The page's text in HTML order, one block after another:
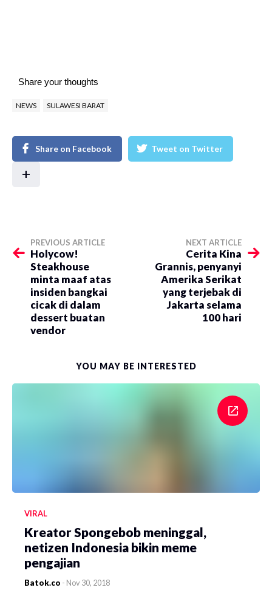
Share your thoughts
NEWS SULAWESI BARAT
Share on Facebook Tweet on Twitter
+
PREVIOUS ARTICLE
Holycow!
Steakhouse
minta maaf atas
insiden bangkai
cicak di dalam
dessert buatan
vendor
NEXT ARTICLE
Cerita Kina
Grannis, penyanyi
Amerika Serikat
yang terjebak di
Jakarta selama
100 hari
YOU MAY BE INTERESTED
VIRAL
Kreator Spongebob meninggal,
netizen Indonesia bikin meme
pengajian
Batok.co - Nov 30, 2018